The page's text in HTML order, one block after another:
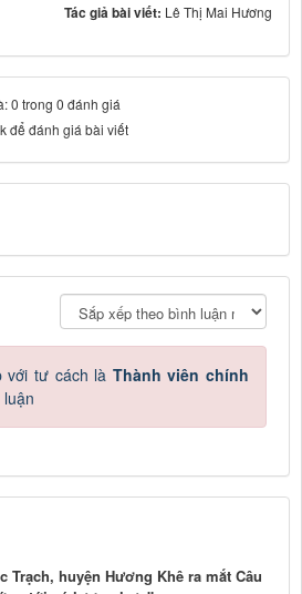
Tác giả bài viết: Lê Thị Mai Hương
0 trong 0 đánh giá
để đánh giá bài viết
với tư cách là Thành viên chính
Trạch, huyện Hương Khê ra mắt Câu